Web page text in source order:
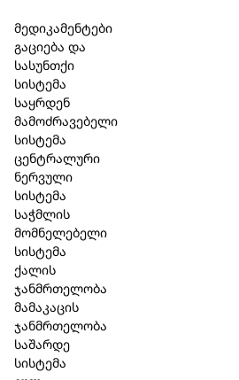
მედიკამენტები
გაციება და
სასუნთქი
სისტემა
საყრდენ
მამოძრავებელი
სისტემა
ცენტრალური
ნერვული
სისტემა
საჭმლის
მომნელებელი
სისტემა
ქალის
ჯანმრთელობა
მამაკაცის
ჯანმრთელობა
საშარდე
სისტემა